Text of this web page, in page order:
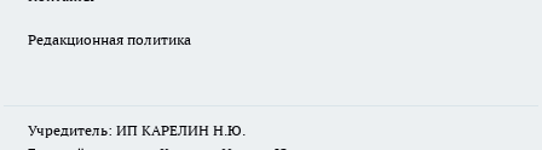
Редакционная политика
Учредитель: ИП КАРЕЛИН Н.Ю.